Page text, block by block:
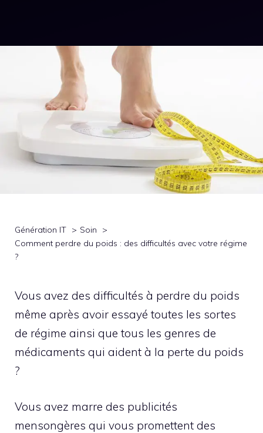
Génération IT
Soin
Comment perdre du poids : des difficultés avec votre régime
?
Vous avez des difficultés à perdre du poids
même après avoir essayé toutes les sortes
de régime ainsi que tous les genres de
médicaments qui aident à la perte du poids
?
Vous avez marre des publicités
mensongères qui vous promettent des